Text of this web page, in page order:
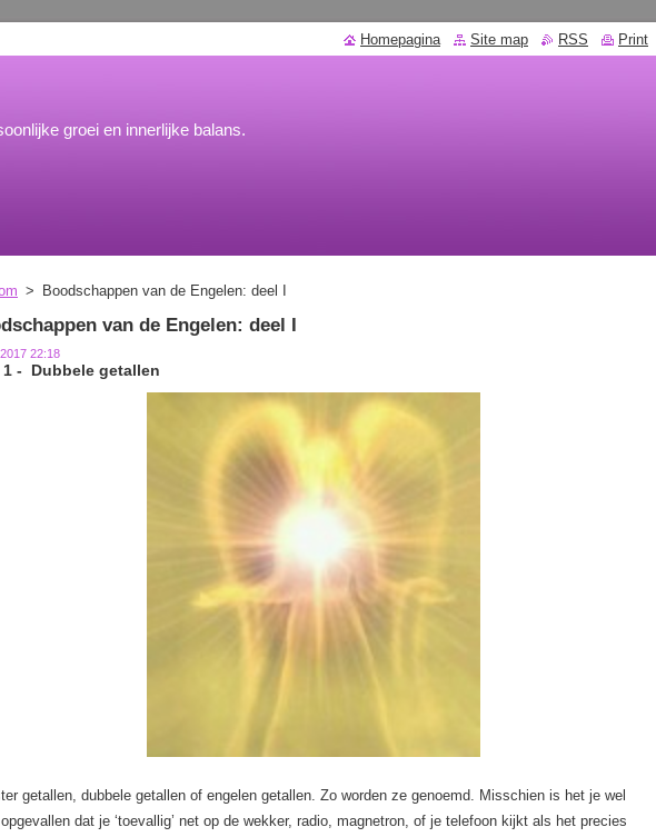
groei en innerlijke balans.
> Boodschappen van de Engelen: deel I
van de Engelen: deel I
22:18
1 - Dubbele getallen
getallen, dubbele getallen of engelen getallen. Zo worden ze genoemd. Misschien is het je wel
dat je ‘toevallig’ net op de wekker, radio, magnetron, of je telefoon kijkt als het precies
Homepagina Site map RSS Print